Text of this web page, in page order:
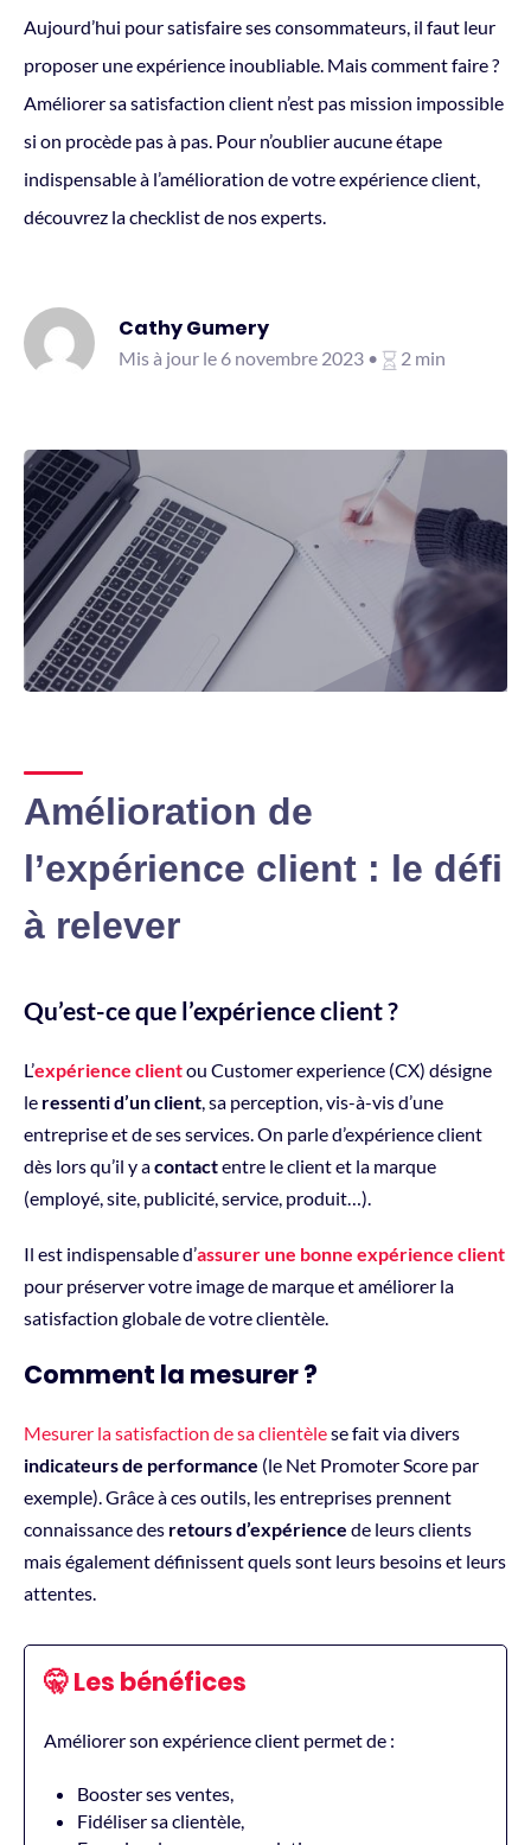
Aujourd’hui pour satisfaire ses consommateurs, il faut leur
proposer une expérience inoubliable. Mais comment faire ?
Améliorer sa satisfaction client n’est pas mission impossible
si on procède pas à pas. Pour n’oublier aucune étape
indispensable à l’amélioration de votre expérience client,
découvrez la checklist de nos experts.
Cathy Gumery
Mis à jour le 6 novembre 2023 • 2 min
Amélioration de
l’expérience client : le défi
à relever
Qu’est-ce que l’expérience client ?
L’expérience clientou Customer experience (CX) désigne
le ressenti d’un client , sa perception, vis-à-vis d’une
entreprise et de ses services. On parle d’expérience client
dès lors qu’il y acontactentre le client et la marque
(employé, site, publicité, service, produit…).
Il est indispensable d’assurer une bonne expérience client
pour préserver votre image de marque et améliorer la
satisfaction globale de votre clientèle.
Comment la mesurer ?
Mesurer la satisfaction de sa clientèlese fait via divers
indicateurs de performance (le Net Promoter Score par
exemple). Grâce à ces outils, les entreprises prennent
connaissance des retours d’expérience de leurs clients
mais également définissent quels sont leurs besoins et leurs
attentes.
🤫 Les bénéfices
Améliorer son expérience client permet de :
Booster ses ventes,
Fidéliser sa clientèle,